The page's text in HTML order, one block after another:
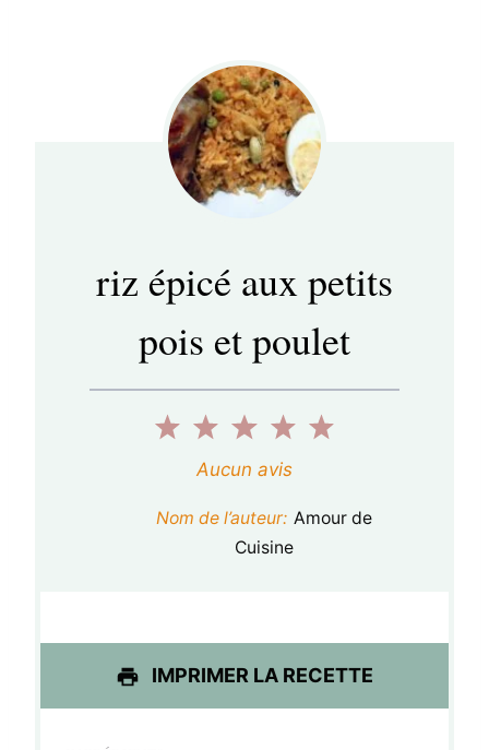
riz épicé aux petits
pois et poulet
5
t
e
s
4
t
e
s
3
é
t
o
e
s
2
é
t
e
s
1
t
e
Aucun avis
Nom de l’auteur: Amour de
Cuisine
IMPRIMER LA RECETTE